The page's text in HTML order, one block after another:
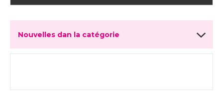
Nouvelles dan la catégorie